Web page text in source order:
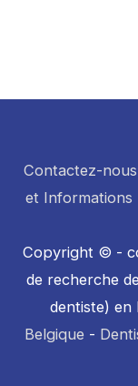
Contactez-nous
et Informations
Copyright © -
de recherche
dentiste) en
Belgique -